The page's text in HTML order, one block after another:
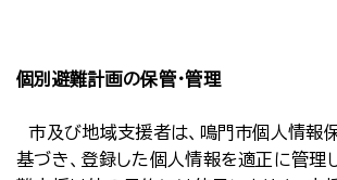
個別避難計画の保管・管理
市及び地域支援者は、鳴門市個人情報
基づき、登録した個人情報を適正に管理